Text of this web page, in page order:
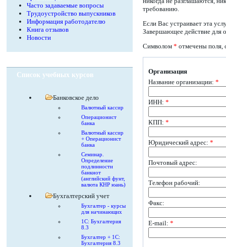
Часто задаваемые вопросы
Трудоустройство выпускников
Информация работодателю
Книга отзывов
Новости
Список учебных курсов
Банковское дело
Валютный кассир
Операционист
банка
Валютный кассир
+ Операционист
банка
Семинар.
Определение
подлинности
банкнот
(английский фунт,
валюта КНР юань)
Бухгалтерский учет
Бухгалтер - курсы
для начинающих
1С: Бухгалтерия
8.3
Бухгалтер + 1С:
Бухгалтерия 8.3
требованию.
Если Вас устраивает эта
Завершающее действие для
Символом * отмечены поля,
Организация
Название организации: *
ИНН: *
КПП: *
Юридический адрес: *
Почтовый адрес:
Телефон рабочий:
Факс:
E-mail: *